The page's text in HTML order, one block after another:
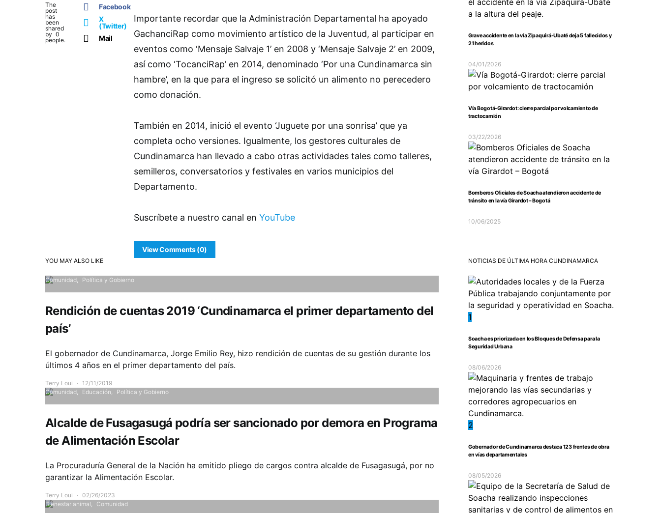
The
post
has
been
shared
by 0
people.
Facebook
X
(Twitter)
Mail
Importante recordar que la Administración Departamental ha apoyado
GachanciRap como movimiento artístico de la Juventud, al participar en
eventos como ‘Mensaje Salvaje 1’ en 2008 y ‘Mensaje Salvaje 2’ en 2009,
así como ‘TocanciRap’ en 2014, denominado ‘Por una Cundinamarca sin
hambre’, en la que para el ingreso se solicitó un alimento no perecedero
como donación.
También en 2014, inició el evento ‘Juguete por una sonrisa’ que ya
completa ocho versiones. Igualmente, los gestores culturales de
Cundinamarca han llevado a cabo otras actividades tales como talleres,
semilleros, conversatorios y festivales en varios municipios del
Departamento.
Suscríbete a nuestro canal en YouTube
View Comments (0)
YOU MAY ALSO LIKE
Comunidad Política y Gobierno
Rendición de cuentas 2019 ‘Cundinamarca el primer departamento del
país’
El gobernador de Cundinamarca, Jorge Emilio Rey, hizo rendición de cuentas de su gestión durante los
últimos 4 años en el primer departamento del país.
Terry Loui
12/11/2019
Comunidad
Educación Política y Gobierno
Alcalde de Fusagasugá podría ser sancionado por demora en Programa
de Alimentación Escolar
La Procuraduría General de la Nación ha emitido pliego de cargos contra alcalde de Fusagasugá, por no
garantizar la Alimentación Escolar.
Terry Loui
02/26/2023
Bienestar animal
Comunidad
Grave accidente en la vía Zipaquirá-Ubaté deja 5 fallecidos y
21 heridos
04/01/2026
Vía Bogotá-Girardot: cierre parcial por volcamiento de
tractocamión
03/22/2026
Bomberos Oficiales de Soacha atendieron accidente de
tránsito en la vía Girardot – Bogotá
10/06/2025
NOTICIAS DE ÚLTIMA HORA CUNDINAMARCA
1
Soacha es priorizada en los Bloques de Defensa para la
Seguridad Urbana
08/06/2026
2
Gobernador de Cundinamarca destaca 123 frentes de obra
en vías departamentales
08/05/2026